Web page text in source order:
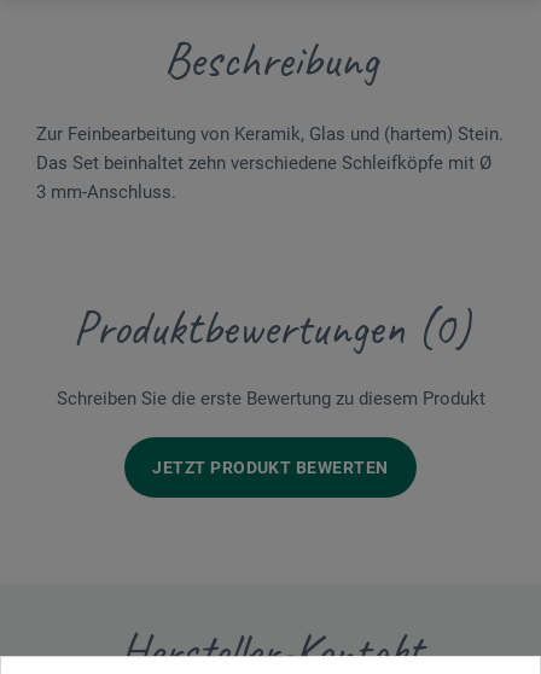
Beschreibung
Zur Feinbearbeitung von Keramik, Glas und (hartem) Stein.
Das Set beinhaltet zehn verschiedene Schleifköpfe mit Ø
3 mm-Anschluss.
Produktbewertungen (0)
Schreiben Sie die erste Bewertung zu diesem Produkt
JETZT PRODUKT BEWERTEN
Hersteller-Kontakt